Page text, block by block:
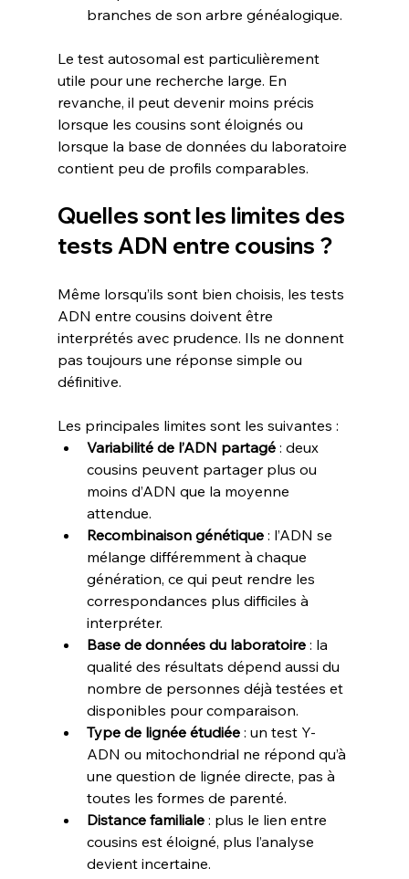
branches de son arbre généalogique.
Le test autosomal est particulièrement
utile pour une recherche large. En
revanche, il peut devenir moins précis
lorsque les cousins sont éloignés ou
lorsque la base de données du laboratoire
contient peu de profils comparables.
Quelles sont les limites des
tests ADN entre cousins ?
Même lorsqu’ils sont bien choisis, les tests
ADN entre cousins doivent être
interprétés avec prudence. Ils ne donnent
pas toujours une réponse simple ou
définitive.
Les principales limites sont les suivantes :
Variabilité de l’ADN partagé : deux
cousins peuvent partager plus ou
moins d’ADN que la moyenne
attendue.
Recombinaison génétique : l’ADN se
mélange différemment à chaque
génération, ce qui peut rendre les
correspondances plus difficiles à
interpréter.
Base de données du laboratoire : la
qualité des résultats dépend aussi du
nombre de personnes déjà testées et
disponibles pour comparaison.
Type de lignée étudiée : un test Y-
ADN ou mitochondrial ne répond qu’à
une question de lignée directe, pas à
toutes les formes de parenté.
Distance familiale : plus le lien entre
cousins est éloigné, plus l’analyse
devient incertaine.